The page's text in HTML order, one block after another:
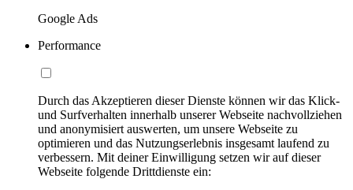
Google Ads
Performance
Durch das Akzeptieren dieser Dienste können wir das Klick-
und Surfverhalten innerhalb unserer Webseite nachvollziehen
und anonymisiert auswerten, um unsere Webseite zu
optimieren und das Nutzungserlebnis insgesamt laufend zu
verbessern. Mit deiner Einwilligung setzen wir auf dieser
Webseite folgende Drittdienste ein: